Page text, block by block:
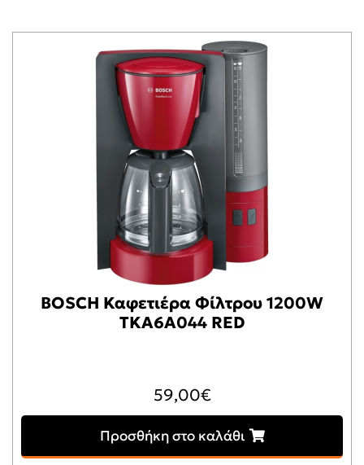
BOSCH Καφετιέρα Φίλτρου 1200W
TKA6A044 RED
59,00€
Προσθήκη στο καλάθι